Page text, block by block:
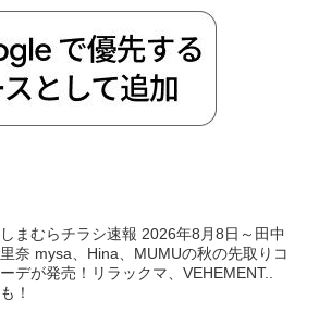
しまむらチラシ速報 2026年8月8日～田中
里奈 mysa、Hina、MUMUの秋の先取りコ
ーデが発売！リラックマ、VEHEMENT..
も！